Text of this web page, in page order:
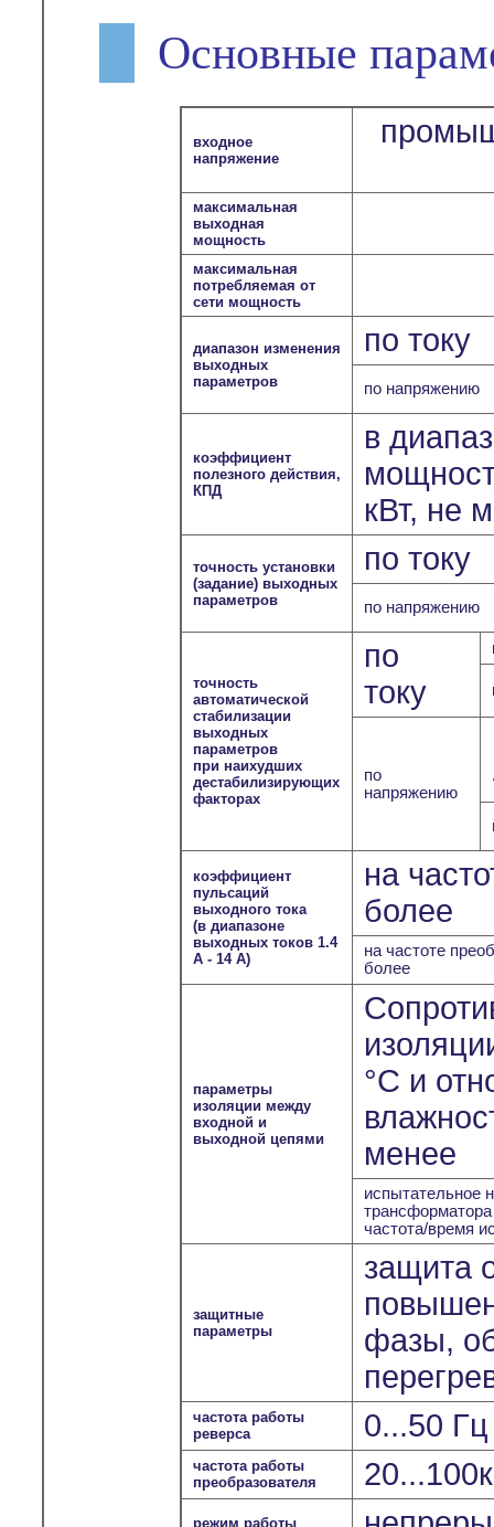
Основные
входное
напряжение
максимальная
выходная
мощность
максимальная
потребляемая от
сети мощность
диапазон изменения
выходных
параметров
по току
по напряжению
коэффициент
полезного действия,
КПД
в
кВт, не
точность установки
(задание) выходных
параметров
по току
по напряжению
точность
автоматической
стабилизации
выходных
параметров
при наихудших
дестабилизирующих
факторах
по
току
по
напряжению
коэффициент
пульсаций
выходного тока
(в диапазоне
выходных токов 1.4
А - 14 А)
на
более
на частоте
более
параметры
изоляции между
входной и
выходной цепями
°С и
менее
испытательное
частота/время
защитные
параметры
защита
фазы,
частота работы
реверса
0...50
частота работы
преобразователя
режим работы